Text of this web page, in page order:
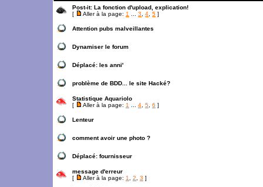
Post-it: La fonction d'upload, explication!
[
Aller à la page: 1 3 4 5 ]
Attention pubs malveillantes
Dynamiser le forum
Déplacé: les anni'
problème de BDD... le site Hacké?
Statistique Aquariolo
[
Aller à la page: 1 4 5 6 ]
Lenteur
comment avoir une photo ?
Déplacé: fournisseur
message d'erreur
[
Aller à la page: 1 2 3 ]